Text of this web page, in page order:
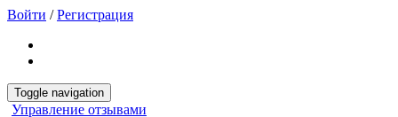
Войти /Регистрация
Toggle navigation
Управление отзывами